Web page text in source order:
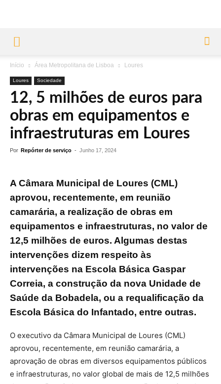
Início Área Metropolitana de Lisboa Loures
Loures Sociedade
12, 5 milhões de euros para
obras em equipamentos e
infraestruturas em Loures
Por Repórter de serviço - Junho 17, 2024
A Câmara Municipal de Loures (CML)
aprovou, recentemente, em reunião
camarária, a realização de obras em
equipamentos e infraestruturas, no valor de
12,5 milhões de euros. Algumas destas
intervenções dizem respeito às
intervenções na Escola Básica Gaspar
Correia, a construção da nova Unidade de
Saúde da Bobadela, ou a requalificação da
Escola Básica do Infantado, entre outras.
O executivo da Câmara Municipal de Loures (CML)
aprovou, recentemente, em reunião camarária, a
aprovação de obras em diversos equipamentos públicos
e infraestruturas, no valor global de mais de 12,5 milhões